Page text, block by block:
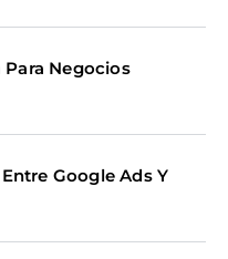
Negocios
Google Ads Y